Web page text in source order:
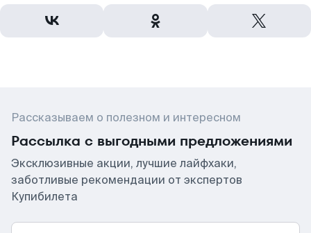
Рассказываем о полезном и интересном
Рассылка с выгодными предложениями
Эксклюзивные акции, лучшие лайфхаки,
заботливые рекомендации от экспертов
Купибилета